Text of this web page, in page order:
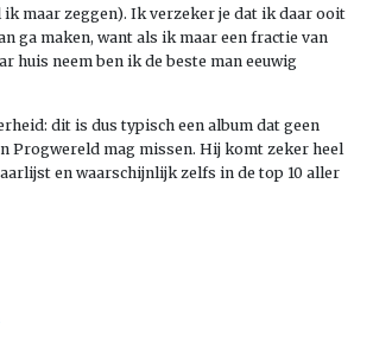
ik maar zeggen). Ik verzeker je dat ik daar ooit
ga maken, want als ik maar een fractie van
huis neem ben ik de beste man eeuwig
dit is dus typisch een album dat geen
Progwereld mag missen. Hij komt zeker heel
en waarschijnlijk zelfs in de top 10 aller